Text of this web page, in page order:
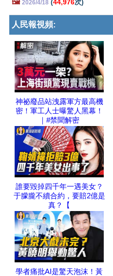
🖼️ 2026/4/18 (44,976次)
人民報視頻:
神祕廢品站洩露軍方最高機
密！軍工人士曝驚人黑幕！
｜#禁聞解密
誰要毀掉四千年一遇美女？
于朦朧不續合約，要賠2億是
真？【
學者痛批AI是驚天泡沫！黃